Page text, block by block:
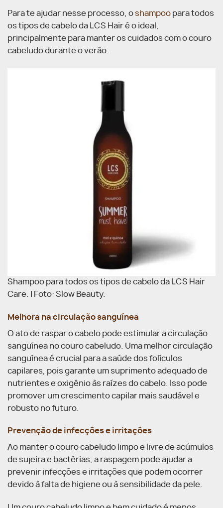
Para te ajudar nesse processo, oshampoo para todos
os tipos de cabelo da LCS Hair é o ideal,
principalmente para manter os cuidados com o couro
cabeludo durante o verão.
Shampoo para todos os tipos de cabelo da LCS Hair
Care. | Foto: Slow Beauty.
Melhora na circulação sanguínea
O ato de raspar o cabelo pode estimular a circulação
sanguínea no couro cabeludo. Uma melhor circulação
sanguínea é crucial para a saúde dos folículos
capilares, pois garante um suprimento adequado de
nutrientes e oxigênio às raízes do cabelo. Isso pode
promover um crescimento capilar mais saudável e
robusto no futuro.
Prevenção de infecções e irritações
Ao manter o couro cabeludo limpo e livre de acúmulos
de sujeira e bactérias, a raspagem pode ajudar a
prevenir infecções e irritações que podem ocorrer
devido à falta de higiene ou à sensibilidade da pele.